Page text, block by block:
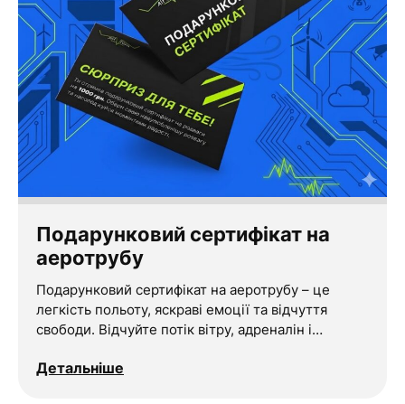
Подарунковий сертифікат на
аеротрубу
Подарунковий сертифікат на аеротрубу – це
легкість польоту, яскраві емоції та відчуття
свободи. Відчуйте потік вітру, адреналін і…
Детальніше